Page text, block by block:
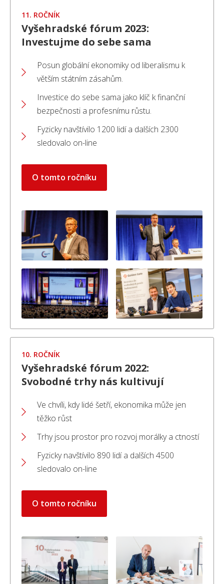
11. ROČNÍK
Vyšehradské fórum 2023:
Investujme do sebe sama
Posun globální ekonomiky od liberalismu k
větším státním zásahům.
Investice do sebe sama jako klíč k finanční
bezpečnosti a profesnímu růstu.
Fyzicky navštívilo 1200 lidí a dalších 2300
sledovalo on-line
O tomto ročníku
10. ROČNÍK
Vyšehradské fórum 2022:
Svobodné trhy nás kultivují
Ve chvíli, kdy lidé šetří, ekonomika může jen
těžko růst
Trhy jsou prostor pro rozvoj morálky a ctností
Fyzicky navštívilo 890 lidí a dalších 4500
sledovalo on-line
O tomto ročníku